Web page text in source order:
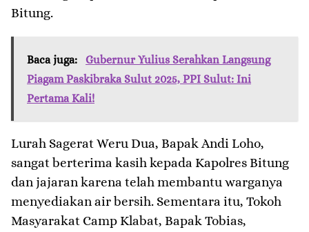
Bitung.
Baca juga:
Gubernur Yulius Serahkan Langsung
Piagam Paskibraka Sulut 2025, PPI Sulut: Ini
Pertama Kali!
Lurah Sagerat Weru Dua, Bapak Andi Loho,
sangat berterima kasih kepada Kapolres Bitung
dan jajaran karena telah membantu warganya
menyediakan air bersih. Sementara itu, Tokoh
Masyarakat Camp Klabat, Bapak Tobias,